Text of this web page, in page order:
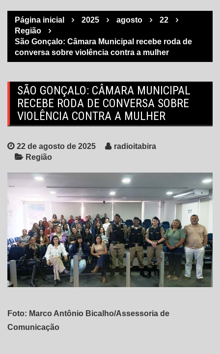
Página inicial 2025 agosto
22
Região
São Gonçalo: Câmara Municipal recebe roda de
conversa sobre violência contra a mulher
SÃO GONÇALO: CÂMARA MUNICIPAL
RECEBE RODA DE CONVERSA SOBRE
VIOLÊNCIA CONTRA A MULHER
22 de agosto de 2025
radioitabira
Região
Foto: Marco Antônio Bicalho/Assessoria de
Comunicação